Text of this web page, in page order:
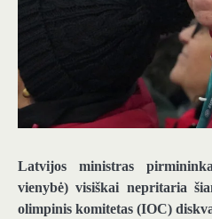
Latvijos ministras
vienybė) visiškai nepritaria
olimpinis komitetas (IOC)